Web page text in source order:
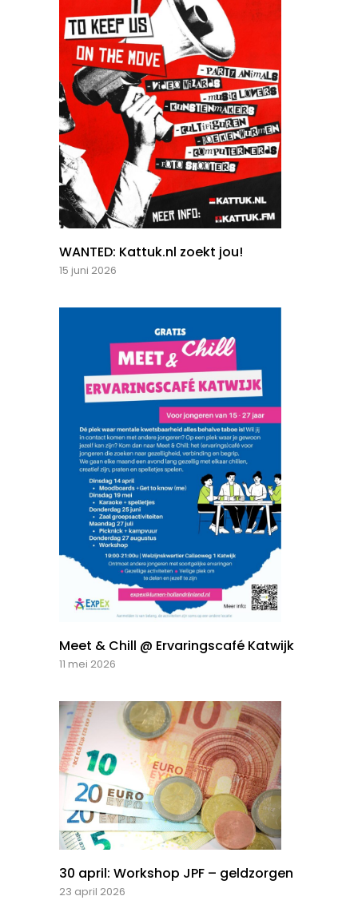
WANTED: Kattuk.nl zoekt jou!
15 juni 2026
Meet & Chill @ Ervaringscafé Katwijk
11 mei 2026
30 april: Workshop JPF – geldzorgen
23 april 2026